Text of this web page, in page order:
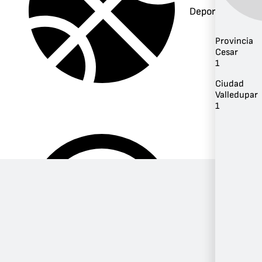
Deportes
Provincia
Cesar
1
Ciudad
Valledupar
1